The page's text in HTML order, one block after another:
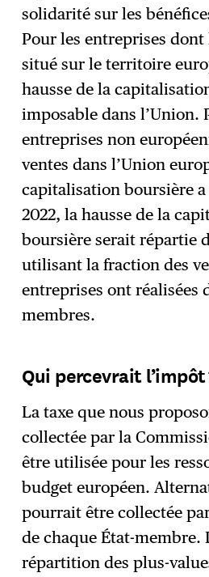
solidarité sur les
Pour les entreprises dont
situé sur le territoire
hausse de la
imposable dans l’Union.
entreprises non
ventes dans l’Union
capitalisation boursière a
2022, la hausse de la
boursière serait répartie
utilisant la fraction des
entreprises ont réalisées
membres.
Qui percevrait l’impôt
La taxe que nous
collectée par la
être utilisée pour les
budget européen.
pourrait être collectée
de chaque État-membre.
répartition des plus-